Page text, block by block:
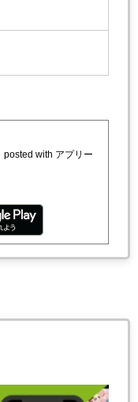
posted with アプリー